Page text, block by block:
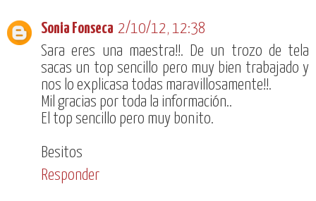
Sonia Fonseca 2/10/12, 12:38
Sara eres una maestra!!. De un trozo de tela
sacas un top sencillo pero muy bien trabajado y
nos lo explicasa todas maravillosamente!!.
Mil gracias por toda la información..
El top sencillo pero muy bonito.
Besitos
Responder